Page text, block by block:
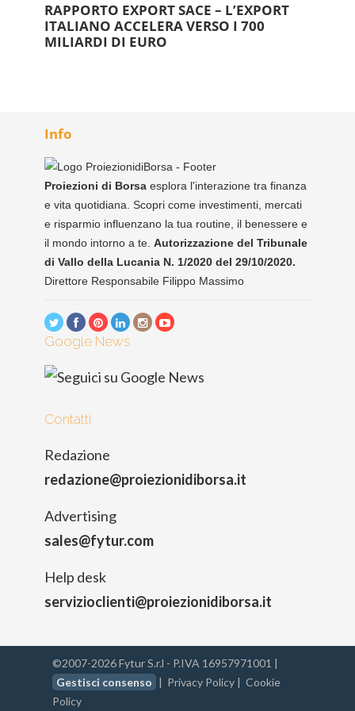
RAPPORTO EXPORT SACE – L’EXPORT
ITALIANO ACCELERA VERSO I 700
MILIARDI DI EURO
Info
Proiezioni di Borsa esplora l'interazione tra finanza
e vita quotidiana. Scopri come investimenti, mercati
e risparmio influenzano la tua routine, il benessere e
il mondo intorno a te. Autorizzazione del Tribunale
di Vallo della Lucania N. 1/2020 del 29/10/2020.
Direttore Responsabile Filippo Massimo
Google News
Contatti
Redazione
redazione@proiezionidiborsa.it
Advertising
sales@fytur.com
Help desk
servizioclienti@proiezionidiborsa.it
©2007-2026 Fytur S.r.l - P.IVA 16957971001 |
Gestisci consenso | Privacy Policy | Cookie
Policy